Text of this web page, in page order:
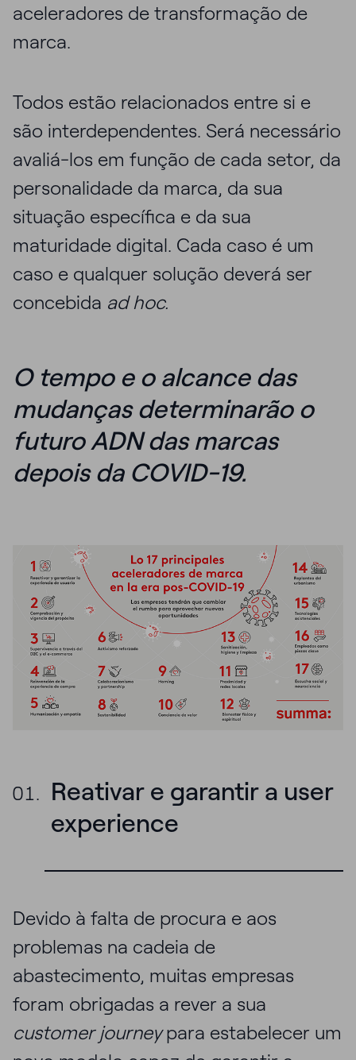
aceleradores de transformação de
marca.
Todos estão relacionados entre si e
são interdependentes. Será necessário
avaliá-los em função de cada setor, da
personalidade da marca, da sua
situação específica e da sua
maturidade digital. Cada caso é um
caso e qualquer solução deverá ser
concebida ad hoc.
O tempo e o alcance das
mudanças determinarão o
futuro ADN das marcas
depois da COVID-19.
Reativar e garantir a user
experience
Devido à falta de procura e aos
problemas na cadeia de
abastecimento, muitas empresas
foram obrigadas a rever a sua
customer journeypara estabelecer um